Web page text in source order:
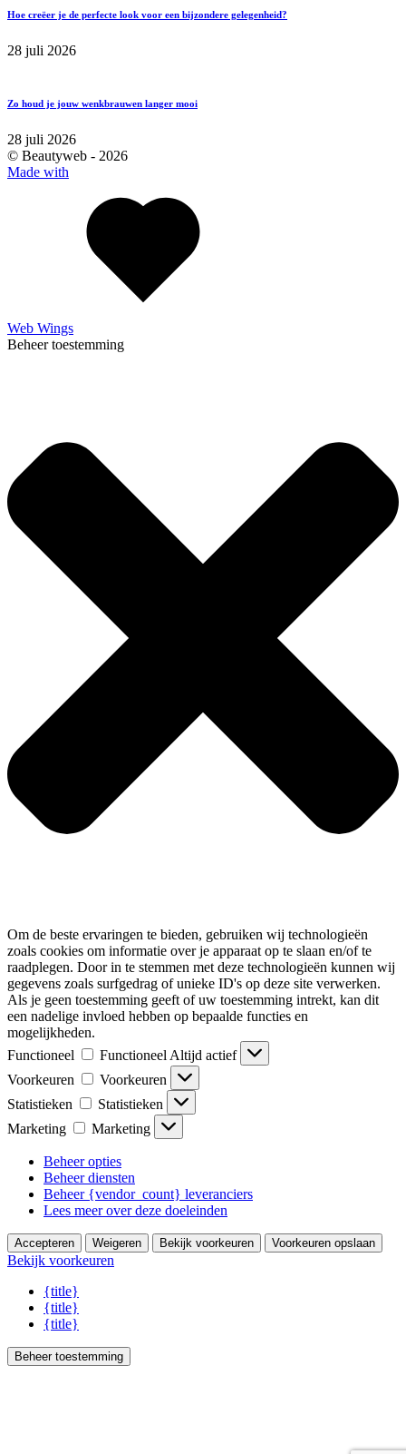
Hoe creëer je de perfecte look voor een bijzondere gelegenheid?
28 juli 2026
Zo houd je jouw wenkbrauwen langer mooi
28 juli 2026
© Beautyweb - 2026
Made with
Web Wings
Beheer toestemming
Om de beste ervaringen te bieden, gebruiken wij technologieën
zoals cookies om informatie over je apparaat op te slaan en/of te
raadplegen. Door in te stemmen met deze technologieën kunnen wij
gegevens zoals surfgedrag of unieke ID's op deze site verwerken.
Als je geen toestemming geeft of uw toestemming intrekt, kan dit
een nadelige invloed hebben op bepaalde functies en
mogelijkheden.
Functioneel
FunctioneelAltijd actief
Voorkeuren
Voorkeuren
Statistieken
Statistieken
Marketing
Marketing
Beheer opties
Beheer diensten
Beheer {vendor_count} leveranciers
Lees meer over deze doeleinden
Accepteren Weigeren Bekijk voorkeuren Voorkeuren opslaan
Bekijk voorkeuren
{title}
{title}
{title}
Beheer toestemming